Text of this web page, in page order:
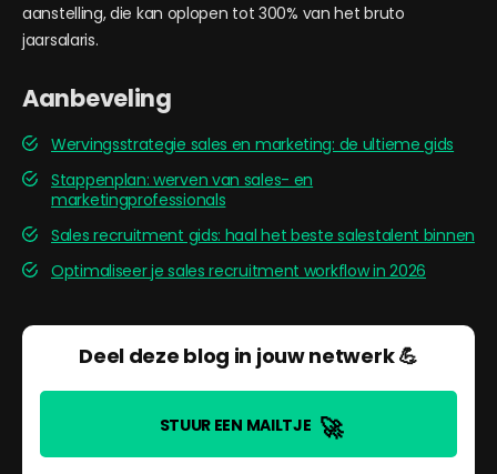
aanstelling, die kan oplopen tot 300% van het bruto
jaarsalaris.
Aanbeveling
Wervingsstrategie sales en marketing: de ultieme gids
Stappenplan: werven van sales- en
marketingprofessionals
Sales recruitment gids: haal het beste salestalent binnen
Optimaliseer je sales recruitment workflow in 2026
Deel deze blog in jouw netwerk 💪
STUUR EEN MAILTJE 🚀